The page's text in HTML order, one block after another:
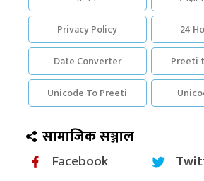
Privacy Policy
24
Date Converter
Preeti
Unicode To Preeti
सामाजिक सञ्जाल
Facebook